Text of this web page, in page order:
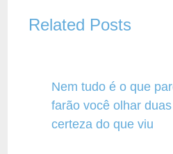
Related Posts
Nem tudo é o que
farão você olhar
certeza do que viu